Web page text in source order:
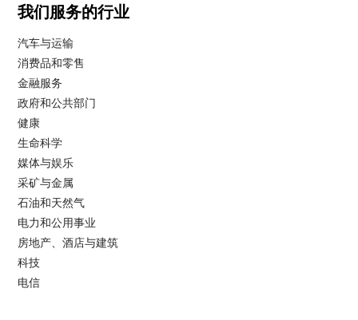
我们服务的行业
汽车与运输
消费品和零售
金融服务
政府和公共部门
健康
生命科学
媒体与娱乐
采矿与金属
石油和天然气
电力和公用事业
房地产、酒店与建筑
科技
电信